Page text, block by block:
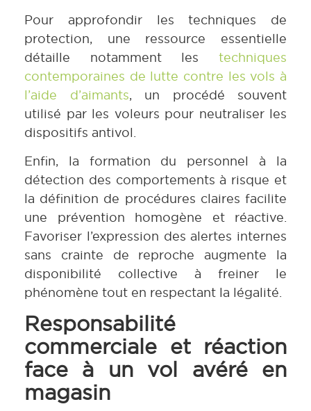
Pour approfondir les techniques de
protection, une ressource essentielle
détaille notamment les techniques
contemporaines de lutte contre les vols à
l’aide d’aimants, un procédé souvent
utilisé par les voleurs pour neutraliser les
dispositifs antivol.
Enfin, la formation du personnel à la
détection des comportements à risque et
la définition de procédures claires facilite
une prévention homogène et réactive.
Favoriser l’expression des alertes internes
sans crainte de reproche augmente la
disponibilité collective à freiner le
phénomène tout en respectant la légalité.
Responsabilité
commerciale et réaction
face à un vol avéré en
magasin